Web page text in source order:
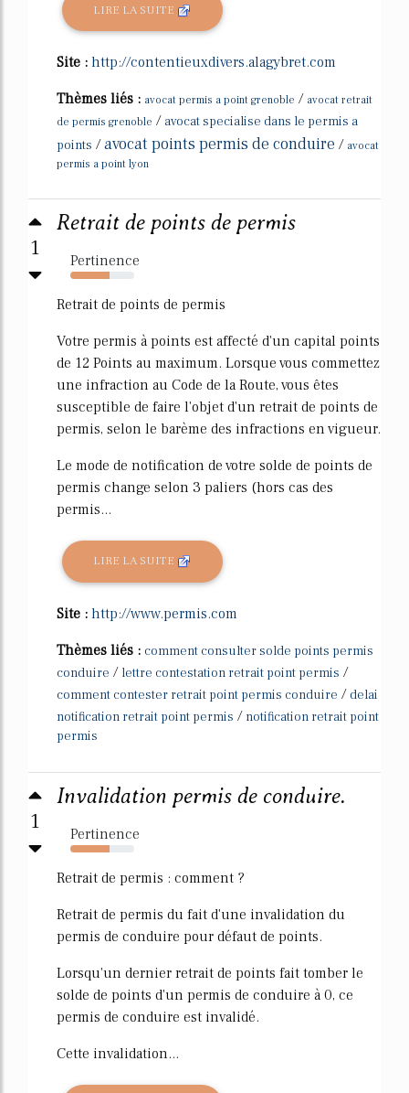
LIRE LA SUITE
Site : http://contentieuxdivers.alagybret.com
Thèmes liés : avocat permis a point grenoble / avocat retrait
de permis grenoble / avocat specialise dans le permis a
points /avocat points permis de conduire / avocat
permis a point lyon
1
Retrait de points de permis
Pertinence
61%
Retrait de points de permis
Votre permis à points est affecté d'un capital points
de 12 Points au maximum. Lorsque vous commettez
une infraction au Code de la Route, vous êtes
susceptible de faire l'objet d'un retrait de points de
permis, selon le barème des infractions en vigueur.
Le mode de notification de votre solde de points de
permis change selon 3 paliers (hors cas des
permis...
LIRE LA SUITE
Site : http://www.permis.com
Thèmes liés : comment consulter solde points permis
conduire / lettre contestation retrait point permis /
comment contester retrait point permis conduire / delai
notification retrait point permis / notification retrait point
permis
1
Invalidation permis de conduire.
Pertinence
61%
Retrait de permis : comment ?
Retrait de permis du fait d'une invalidation du
permis de conduire pour défaut de points.
Lorsqu'un dernier retrait de points fait tomber le
solde de points d'un permis de conduire à 0, ce
permis de conduire est invalidé.
Cette invalidation...